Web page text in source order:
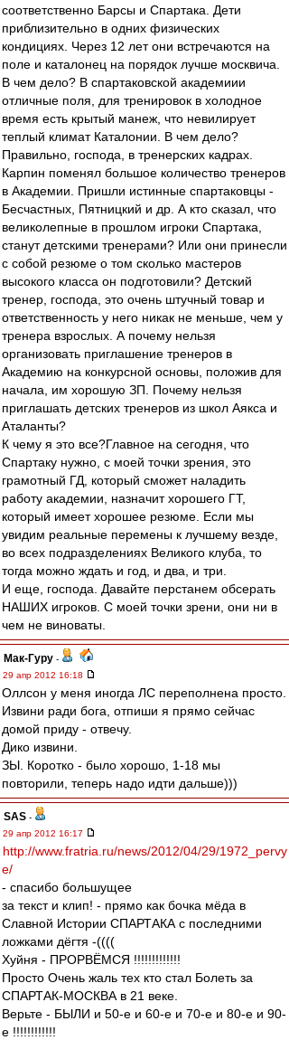
соответственно Барсы и Спартака. Дети
приблизительно в одних физических
кондициях. Через 12 лет они встречаются на
поле и каталонец на порядок лучше москвича.
В чем дело? В спартаковской академиии
отличные поля, для тренировок в холодное
время есть крытый манеж, что невилирует
теплый климат Каталонии. В чем дело?
Правильно, господа, в тренерских кадрах.
Карпин поменял большое количество тренеров
в Академии. Пришли истинные спартаковцы -
Бесчастных, Пятницкий и др. А кто сказал, что
великолепные в прошлом игроки Спартака,
станут детскими тренерами? Или они принесли
с собой резюме о том сколько мастеров
высокого класса он подготовили? Детский
тренер, господа, это очень штучный товар и
ответственность у него никак не меньше, чем у
тренера взрослых. А почему нельзя
организовать приглашение тренеров в
Академию на конкурсной основы, положив для
начала, им хорошую ЗП. Почему нельзя
приглашать детских тренеров из школ Аякса и
Аталанты?
К чему я это все?Главное на сегодня, что
Спартаку нужно, с моей точки зрения, это
грамотный ГД, который сможет наладить
работу академии, назначит хорошего ГТ,
который имеет хорошее резюме. Если мы
увидим реальные перемены к лучшему везде,
во всех подразделениях Великого клуба, то
тогда можно ждать и год, и два, и три.
И еще, господа. Давайте перстанем обсерать
НАШИХ игроков. С моей точки зрени, они ни в
чем не виноваты.
Мак-Гуру -
29 апр 2012 16:18
Оллсон у меня иногда ЛС переполнена просто.
Извини ради бога, отпиши я прямо сейчас
домой приду - отвечу.
Дико извини.
ЗЫ. Коротко - было хорошо, 1-18 мы
повторили, теперь надо идти дальше)))
SAS -
29 апр 2012 16:17
http://www.fratria.ru/news/2012/04/29/1972_pervy
e/
- спасибо большущее
за текст и клип! - прямо как бочка мёда в
Славной Истории СПАРТАКА с последними
ложками дёгтя -((((
Хуйня - ПРОРВЁМСЯ !!!!!!!!!!!!!
Просто Очень жаль тех кто стал Болеть за
СПАРТАК-МОСКВА в 21 веке.
Верьте - БЫЛИ и 50-е и 60-е и 70-е и 80-е и 90-
е !!!!!!!!!!!!